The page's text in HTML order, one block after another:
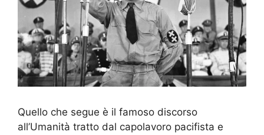
Quello che segue è il famoso discorso
all’Umanità tratto dal capolavoro pacifista e